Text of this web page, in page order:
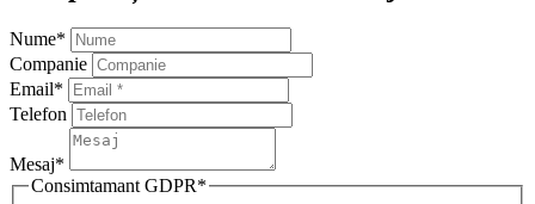
Nume*
Companie
Email*
Telefon
Mesaj*
Consimtamant GDPR*